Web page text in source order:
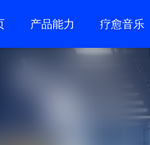
产品能力 疗愈音乐